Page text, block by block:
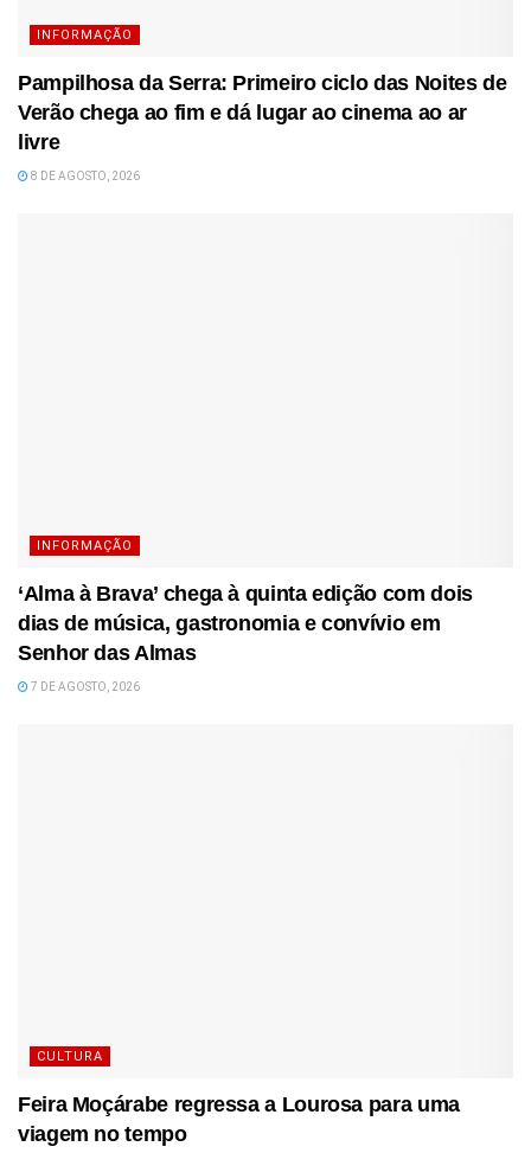
INFORMAÇÃO
Pampilhosa da Serra: Primeiro ciclo das Noites de
Verão chega ao fim e dá lugar ao cinema ao ar
livre
8 DE AGOSTO, 2026
INFORMAÇÃO
‘Alma à Brava’ chega à quinta edição com dois
dias de música, gastronomia e convívio em
Senhor das Almas
7 DE AGOSTO, 2026
CULTURA
Feira Moçárabe regressa a Lourosa para uma
viagem no tempo